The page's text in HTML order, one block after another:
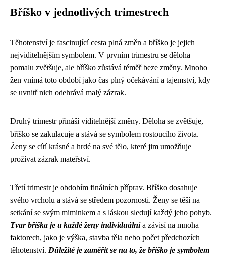
Bříško v jednotlivých trimestrech
Těhotenství je fascinující cesta plná změn a bříško je jejich
nejviditelnějším symbolem. V prvním trimestru se děloha
pomalu zvětšuje, ale bříško zůstává téměř beze změny. Mnoho
žen vnímá toto období jako čas plný očekávání a tajemství, kdy
se uvnitř nich odehrává malý zázrak.
Druhý trimestr přináší viditelnější změny. Děloha se zvětšuje,
bříško se zakulacuje a stává se symbolem rostoucího života.
Ženy se cítí krásné a hrdé na své tělo, které jim umožňuje
prožívat zázrak mateřství.
Třetí trimestr je obdobím finálních příprav. Bříško dosahuje
svého vrcholu a stává se středem pozornosti. Ženy se těší na
setkání se svým miminkem a s láskou sledují každý jeho pohyb.
Tvar bříška je u každé ženy individuálnía závisí na mnoha
faktorech, jako je výška, stavba těla nebo počet předchozích
těhotenství. Důležité je zaměřit se na to, že bříško je symbolem